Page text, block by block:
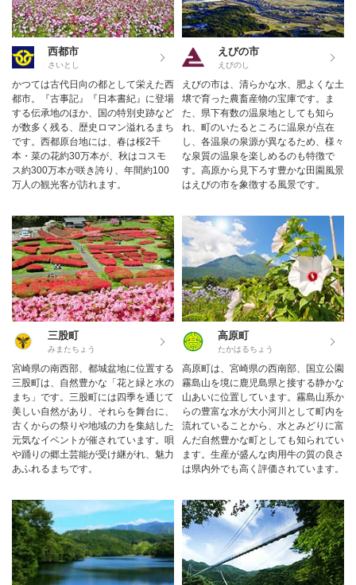
西都市
さいとし
かつては古代日向の都として栄えた西
都市。『古事記』『日本書紀』に登場
する伝承地のほか、国の特別史跡など
が数多く残る、歴史ロマン溢れるまち
です。西都原台地には、春は桜2千
本・菜の花約30万本が、秋はコスモ
ス約300万本が咲き誇り、年間約100
万人の観光客が訪れます。
えびの市
えびのし
えびの市は、清らかな水、肥よくな土
壌で育った農畜産物の宝庫です。ま
た、県下有数の温泉地としても知ら
れ、町のいたるところに温泉が点在
し、各温泉の泉源が異なるため、様々
な泉質の温泉を楽しめるのも特徴で
す。高原から見下ろす豊かな田園風景
はえびの市を象徴する風景です。
三股町
みまたちょう
宮崎県の南西部、都城盆地に位置する
三股町は、自然豊かな「花と緑と水の
まち」です。三股町には四季を通じて
美しい自然があり、それらを舞台に、
古くからの祭りや地域の力を集結した
元気なイベントが催されています。唄
や踊りの郷土芸能が受け継がれ、魅力
あふれるまちです。
高原町
たかはるちょう
高原町は、宮崎県の西南部、国立公園
霧島山を境に鹿児島県と接する静かな
山あいに位置しています。霧島山系か
らの豊富な水が大小河川として町内を
流れていることから、水とみどりに富
んだ自然豊かな町としても知られてい
ます。生産が盛んな肉用牛の質の良さ
は県内外でも高く評価されています。